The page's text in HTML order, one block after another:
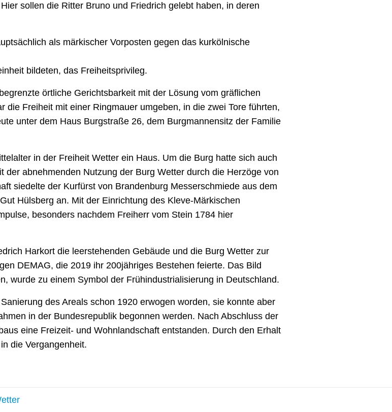
sollen die Ritter Bruno und Friedrich gelebt haben, in deren
als märkischer Vorposten gegen das kurkölnische
bildeten, das Freiheitsprivileg.
örtliche Gerichtsbarkeit mit der Lösung vom gräflichen
Freiheit mit einer Ringmauer umgeben, in die zwei Tore führten,
unter dem Haus Burgstraße 26, dem Burgmannensitz der Familie
in der Freiheit Wetter ein Haus. Um die Burg hatte sich auch
abnehmenden Nutzung der Burg Wetter durch die Herzöge von
siedelte der Kurfürst von Brandenburg Messerschmiede aus dem
Hülsberg an. Mit der Einrichtung des Kleve-Märkischen
besonders nachdem Freiherr vom Stein 1784 hier
Harkort die leerstehenden Gebäude und die Burg Wetter zur
DEMAG, die 2019 ihr 200jähriges Bestehen feierte. Das Bild
wurde zu einem Symbol der Frühindustrialisierung in Deutschland.
des Areals schon 1920 erwogen worden, sie konnte aber
in der Bundesrepublik begonnen werden. Nach Abschluss der
eine Freizeit- und Wohnlandschaft entstanden. Durch den Erhalt
die Vergangenheit.